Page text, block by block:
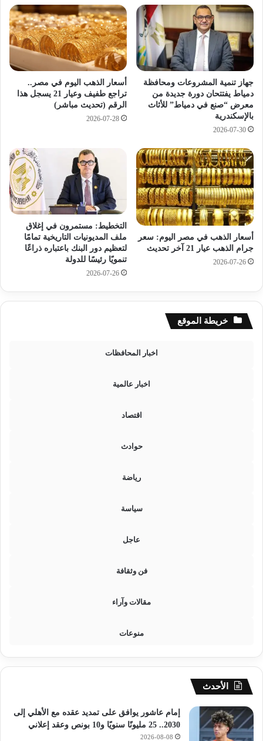
ن
ي
هً
ا
ل
ع
ي
ا
ر
2
1
:
ت
ر
ا
ج
ع
أ
س
ع
ا
ر
ل
ط
ا
ق
ة
و
ل
ش
ح
ي
م
ل
ا
س
ت
ي
جهاز تنمية المشروعات ومحافظة
دمياط يفتتحان دورة جديدة من
معرض “صنع في دمياط” للأثاث
بالإسكندرية
2026-07-30
أسعار الذهب اليوم في مصر..
تراجع طفيف وعيار 21 يسجل هذا
الرقم (تحديث مباشر)
2026-07-28
أسعار الذهب في مصر اليوم: سعر
جرام الذهب عيار 21 آخر تحديث
2026-07-26
التخطيط: مستمرون في إغلاق
ملف المديونيات التاريخية تمامًا
لتعظيم دور البنك باعتباره ذراعًا
تنمويًا رئيسًا للدولة
2026-07-26
خريطة الموقع
اخبار المحافظات
اخبار عالمية
اقتصاد
حوادث
رياضة
سياسة
عاجل
فن وثقافة
مقالات وآراء
منوعات
الأحدث
إمام عاشور يوافق على تمديد عقده مع الأهلي إلى
2030.. 25 مليونًا سنويًا و10 بونص وعقد إعلاني
2026-08-08